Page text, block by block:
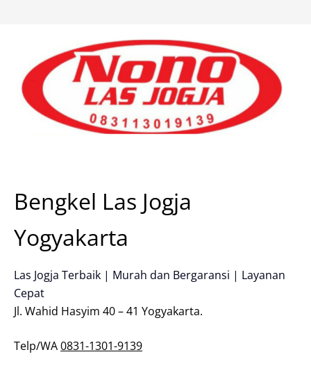
Bengkel Las Jogja
Yogyakarta
Las Jogja Terbaik | Murah dan Bergaransi | Layanan
Cepat
Jl. Wahid Hasyim 40 – 41 Yogyakarta.
Telp/WA0831-1301-9139